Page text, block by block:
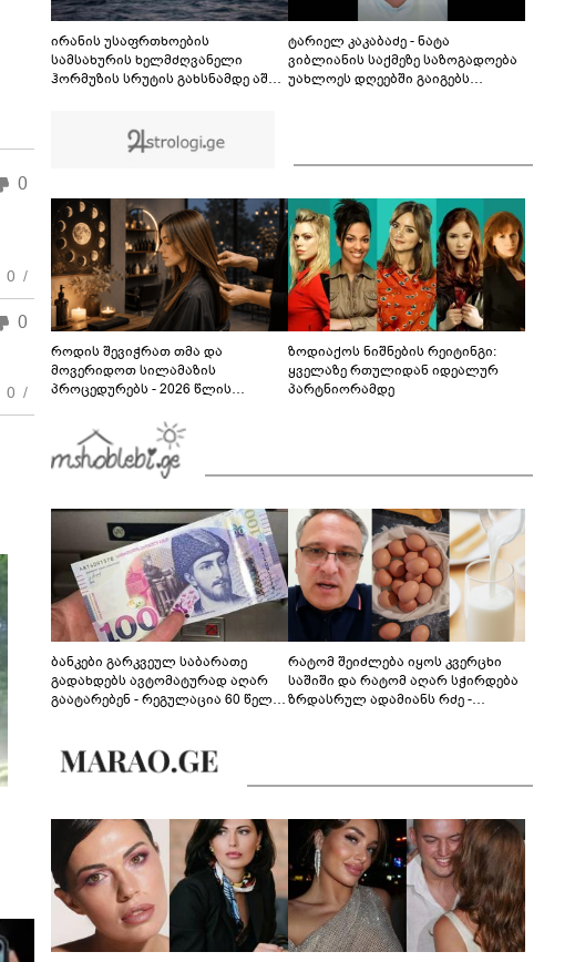
განცხადებას ავრცელებს
0
0 /
0
0 /
ირანის უსაფრთხოების
სამსახურის ხელმძღვანელი
ჰორმუზის სრუტის გახსნამდე აშშ-ს
ტარიელ კაკაბაძე - ნატა
ვიბლიანის საქმეზე საზოგადოება
უახლოეს დღეებში გაიგებს
როდის შევიჭრათ თმა და
მოვერიდოთ სილამაზის
პროცედურებს - 2026 წლის
გზამკვლევი
ზოდიაქოს ნიშნების რეიტინგი:
ყველაზე რთულიდან იდეალურ
პარტნიორამდე
ბანკები გარკვეულ საბარათე
გადახდებს ავტომატურად აღარ
გაატარებენ - რეგულაცია 60 წელს
რატომ შეიძლება იყოს კვერცხი
საშიში და რატომ აღარ სჭირდება
ზრდასრულ ადამიანს რძე -